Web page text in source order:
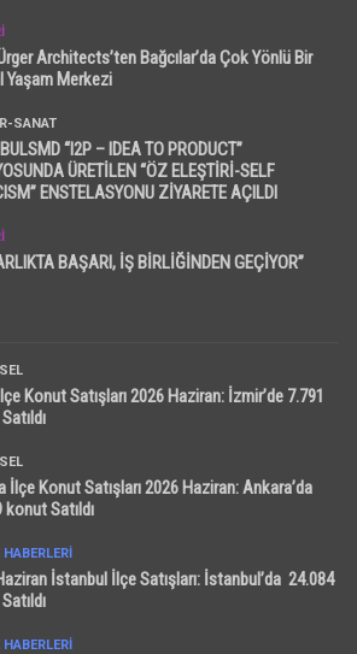
Architects’ten Bağcılar’da Çok Yönlü Bir
Yaşam Merkezi
SANAT
“I2P – IDEA TO PRODUCT”
ÜRETİLEN “ÖZ ELEŞTİRİ-SELF
ENSTELASYONU ZİYARETE AÇILDI
BAŞARI, İŞ BİRLİĞİNDEN GEÇİYOR”
Konut Satışları 2026 Haziran: İzmir’de 7.791
İlçe Konut Satışları 2026 Haziran: Ankara’da
konut Satıldı
İstanbul İlçe Satışları: İstanbul’da 24.084